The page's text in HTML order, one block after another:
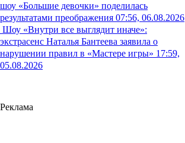
шоу «Большие девочки» поделилась
результатами преображения 07:56, 06.08.2026
Шоу «Внутри все выглядит иначе»:
экстрасенс Наталья Бантеева заявила о
нарушении правил в «Мастере игры» 17:59,
05.08.2026
Реклама